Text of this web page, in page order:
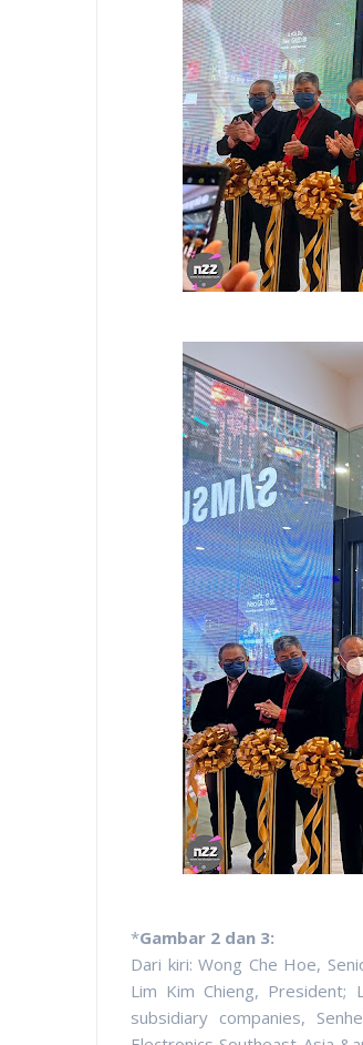
*Gambar 2 dan 3:
Dari kiri: Wong Che Hoe,
Lim Kim Chieng, President;
subsidiary companies,